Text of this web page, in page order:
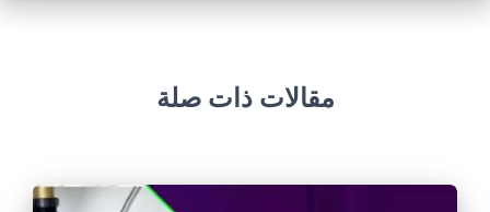
مقالات ذات صلة